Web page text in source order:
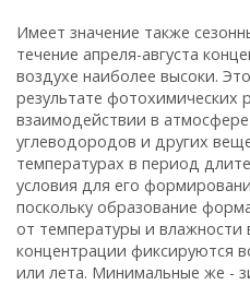
Имеет значение также
течение апреля-августа
воздухе наиболее высоки.
результате фотохимических
взаимодействии в
углеводородов и других
температурах в период
условия для его
поскольку образование
от температуры и влажности
концентрации фиксируются
или лета. Минимальные же -